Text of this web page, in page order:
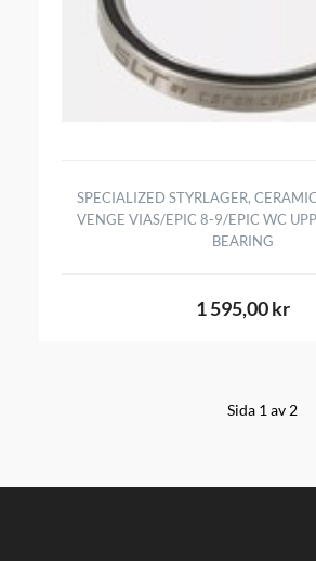
SPECIALIZED STYRLAGER,
VENGE VIAS/EPIC 8-9/EPIC WC
BEARING
1 595,00 kr
Sida 1 av 2